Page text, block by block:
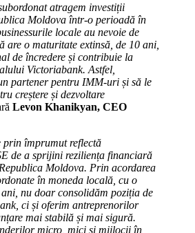
atragem investiții
Moldova într-o perioadă în
locale au nevoie de
are o maturitate extinsă, de 10 ani,
de încredere și contribuie la
Victoriabank. Astfel,
partener pentru IMM-uri și să le
creștere și dezvoltare
Levon Khanikyan, CEO
prin împrumut reflectă
de a sprijini reziliența financiară
Moldova. Prin acordarea
în moneda locală, cu o
nu doar consolidăm poziția de
ci și oferim antreprenorilor
mai stabilă și mai sigură.
micro, mici și mijlocii în